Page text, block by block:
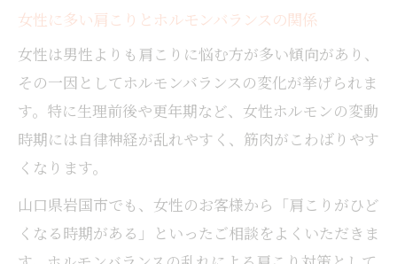
女性に多い肩こりとホルモンバランスの関係
女性は男性よりも肩こりに悩む方が多い傾向があり、
その一因としてホルモンバランスの変化が挙げられま
す。特に生理前後や更年期など、女性ホルモンの変動
時期には自律神経が乱れやすく、筋肉がこわばりやす
くなります。
山口県岩国市でも、女性のお客様から「肩こりがひど
くなる時期がある」といったご相談をよくいただきま